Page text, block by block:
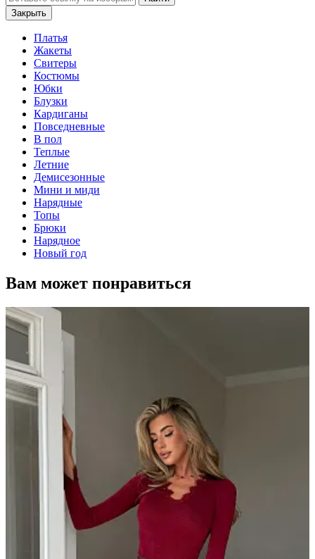
Закрыть
Платья
Жакеты
Свитеры
Костюмы
Юбки
Блузки
Кардиганы
Повседневные
В пол
Теплые
Летние
Демисезонные
Мини и миди
Нарядные
Топы
Брюки
Нарядное
Новый год
Вам может понравиться